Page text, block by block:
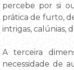
percebe por si
prática de furto,
intrigas, calúnias,
A terceira
necessidade de